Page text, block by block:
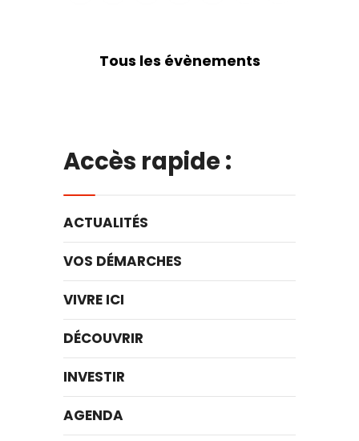
Tous les évènements
Accès rapide :
ACTUALITÉS
VOS DÉMARCHES
VIVRE ICI
DÉCOUVRIR
INVESTIR
AGENDA